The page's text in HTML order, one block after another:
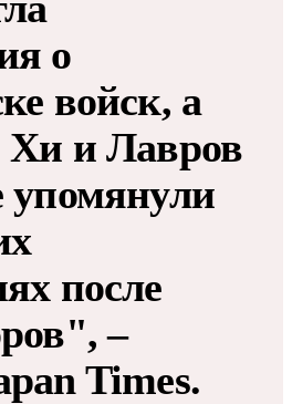
о
войск, а
и Лавров
упомянули
после
–
Times.